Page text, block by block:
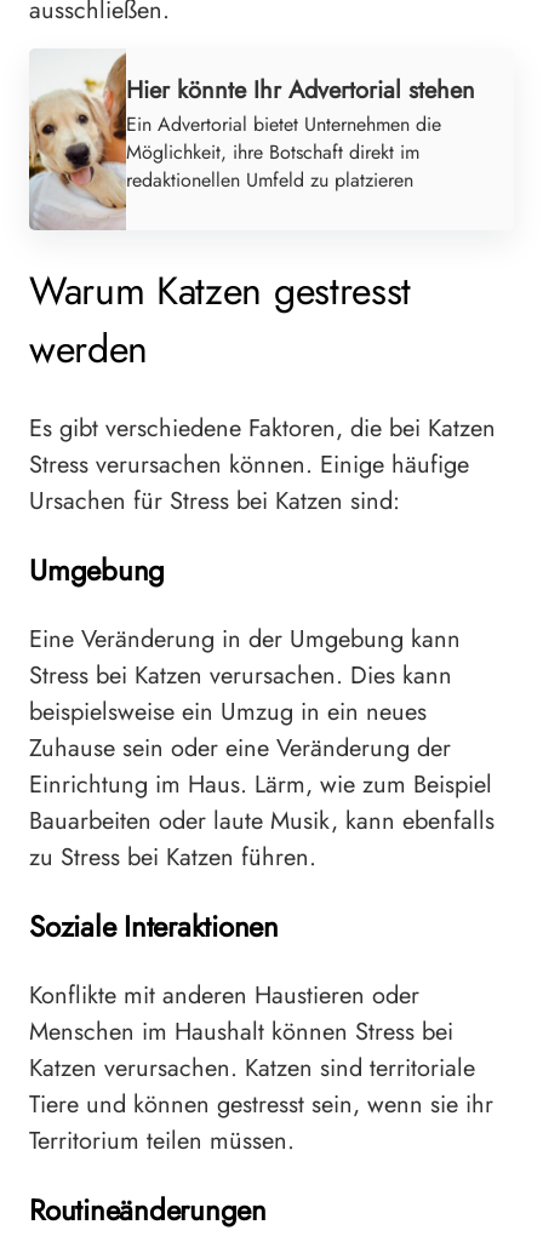
ausschließen.
Hier könnte Ihr Advertorial stehen
Ein Advertorial bietet Unternehmen die
Möglichkeit, ihre Botschaft direkt im
redaktionellen Umfeld zu platzieren
Warum Katzen gestresst
werden
Es gibt verschiedene Faktoren, die bei Katzen
Stress verursachen können. Einige häufige
Ursachen für Stress bei Katzen sind:
Umgebung
Eine Veränderung in der Umgebung kann
Stress bei Katzen verursachen. Dies kann
beispielsweise ein Umzug in ein neues
Zuhause sein oder eine Veränderung der
Einrichtung im Haus. Lärm, wie zum Beispiel
Bauarbeiten oder laute Musik, kann ebenfalls
zu Stress bei Katzen führen.
Soziale Interaktionen
Konflikte mit anderen Haustieren oder
Menschen im Haushalt können Stress bei
Katzen verursachen. Katzen sind territoriale
Tiere und können gestresst sein, wenn sie ihr
Territorium teilen müssen.
Routineänderungen